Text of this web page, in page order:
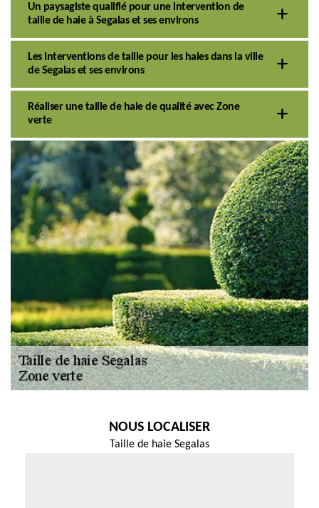
Un paysagiste qualifié pour une intervention de
taille de haie à Segalas et ses environs
Les interventions de taille pour les haies dans la ville
de Segalas et ses environs
Réaliser une taille de haie de qualité avec Zone
verte
NOUS LOCALISER
Taille de haie Segalas